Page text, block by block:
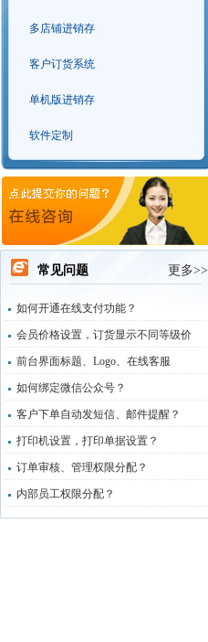
多店铺进销存
客户订货系统
单机版进销存
软件定制
常见问题 更多>>
如何开通在线支付功能？
会员价格设置，订货显示不同等级价
前台界面标题、Logo、在线客服
如何绑定微信公众号？
客户下单自动发短信、邮件提醒？
打印机设置，打印单据设置？
订单审核、管理权限分配？
内部员工权限分配？